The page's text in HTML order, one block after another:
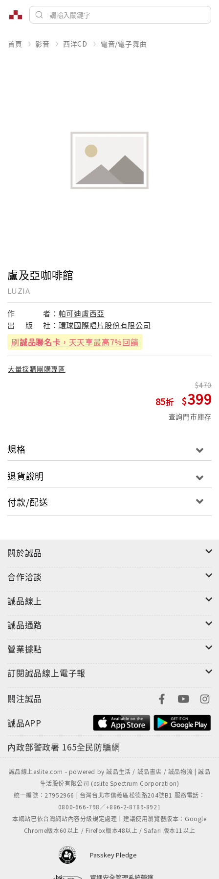
首頁 影音 西洋CD 電音/電子舞曲
盧及亞咖啡館
LUZIA
作 者： 帕可迪盧西亞
出
版 社： 環球國際唱片股份有限公司
刷誠品聯名卡 ，天天享最高7%回饋
大量採購團購專區
85
470
399
查詢門市庫存
規格
退貨說明
付款/配送
關於誠品
合作洽談
誠品線上
誠品通路
營業據點
訂閱誠品線上電子報
關注誠品
誠品APP
內政部警政署 165全民防騙網
誠品線上eslite.com - powered by 誠品生活 / 誠品書店 / 誠品物流 | 誠品
生活股份有限公司 (eslite Spectrum Corporation)
統一編號：27952966 | 台灣台北市信義區松德路204號B1 服務電話：
0800-666-798／+886-2-8789-8921
本網站已依台灣網站內容分級規定處理｜建議使用瀏覽器版本：Google
Chrome版本60以上 / Firefox版本48以上 / Safari 版本11以上
Passkey Pledge